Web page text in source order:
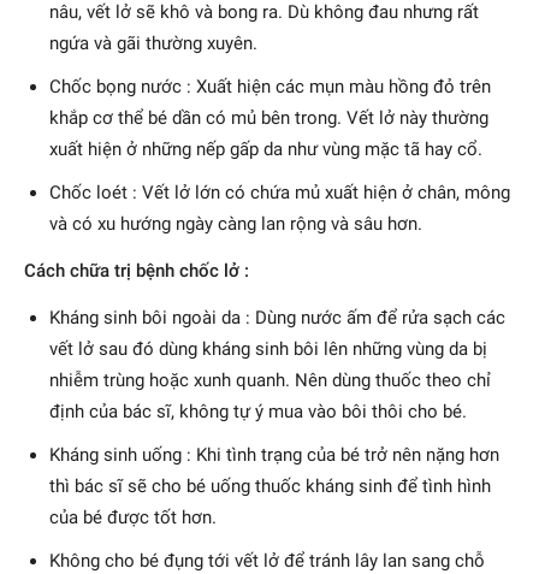
nâu, vết lở sẽ khô và bong ra. Dù không đau nhưng rất
ngứa và gãi thường xuyên.
Chốc bọng nước : Xuất hiện các mụn màu hồng đỏ trên
khắp cơ thể bé dần có mủ bên trong. Vết lở này thường
xuất hiện ở những nếp gấp da như vùng mặc tã hay cổ.
Chốc loét : Vết lở lớn có chứa mủ xuất hiện ở chân, mông
và có xu hướng ngày càng lan rộng và sâu hơn.
Cách chữa trị bệnh chốc lở :
Kháng sinh bôi ngoài da : Dùng nước ấm để rửa sạch các
vết lở sau đó dùng kháng sinh bôi lên những vùng da bị
nhiễm trùng hoặc xunh quanh. Nên dùng thuốc theo chỉ
định của bác sĩ, không tự ý mua vào bôi thôi cho bé.
Kháng sinh uống : Khi tình trạng của bé trở nên nặng hơn
thì bác sĩ sẽ cho bé uống thuốc kháng sinh để tình hình
của bé được tốt hơn.
Không cho bé đụng tới vết lở để tránh lây lan sang chỗ